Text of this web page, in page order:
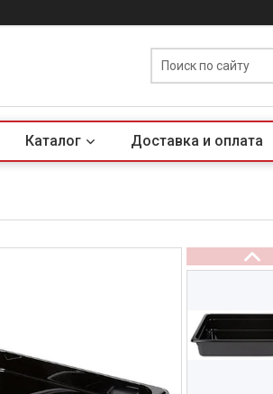
Каталог Доставка и оплата